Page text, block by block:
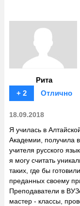
Рита
+ 2
Отлично
18.09.2018
Я училась в
Академии, получила
учителя русского
я могу считать
таких, где бы
преданных своему
Преподаватели в
мастер - классы,